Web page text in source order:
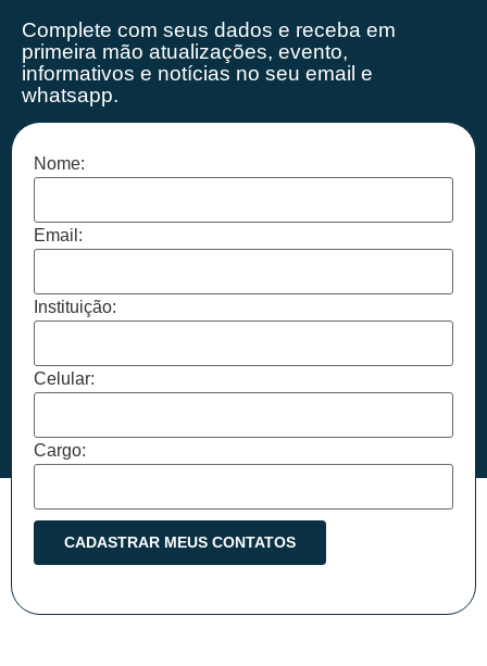
Complete com seus dados e receba em
primeira mão atualizações, evento,
informativos e notícias no seu email e
whatsapp.
Nome:
Email:
Instituição:
Celular:
Cargo: